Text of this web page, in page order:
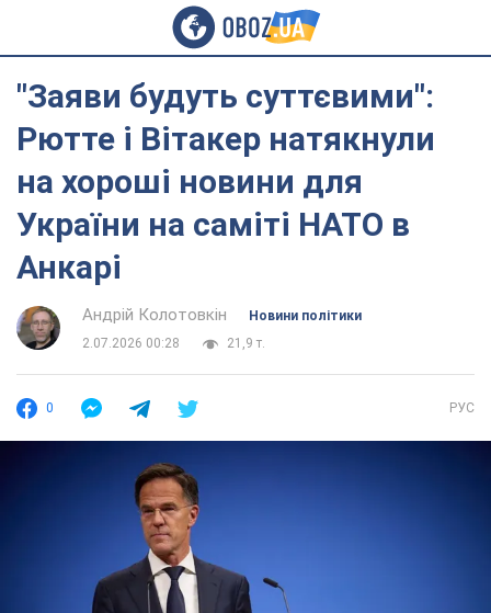
"Заяви будуть суттєвими":
Рютте і Вітакер натякнули
на хороші новини для
України на саміті НАТО в
Анкарі
Андрій Колотовкін
Новини політики
2.07.2026 00:28
21,9 т.
0 РУС